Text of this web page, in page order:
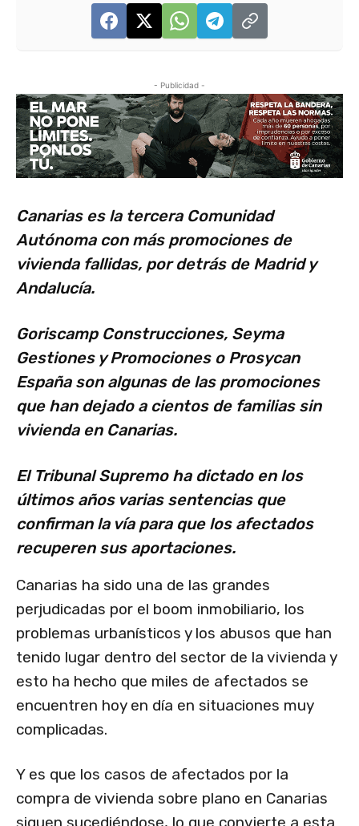
- Publicidad -
Canarias es la tercera Comunidad
Autónoma con más promociones de
vivienda fallidas, por detrás de Madrid y
Andalucía.
Goriscamp Construcciones, Seyma
Gestiones y Promociones o Prosycan
España son algunas de las promociones
que han dejado a cientos de familias sin
vivienda en Canarias.
El Tribunal Supremo ha dictado en los
últimos años varias sentencias que
confirman la vía para que los afectados
recuperen sus aportaciones.
Canarias ha sido una de las grandes
perjudicadas por el boom inmobiliario, los
problemas urbanísticos y los abusos que han
tenido lugar dentro del sector de la vivienda y
esto ha hecho que miles de afectados se
encuentren hoy en día en situaciones muy
complicadas.
Y es que los casos de afectados por la
compra de vivienda sobre plano en Canarias